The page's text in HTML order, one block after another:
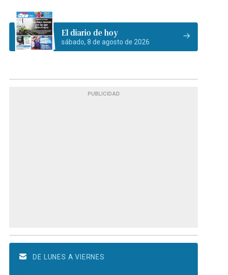
El diario de hoy
sábado, 8 de agosto de 2026
PUBLICIDAD
DE LUNES A VIERNES